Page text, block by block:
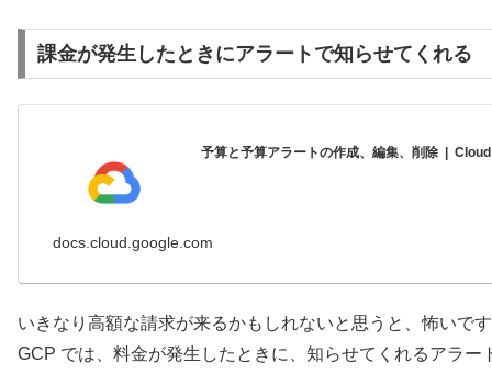
課金が発生したときにアラートで知らせてくれる
予算と予算アラートの作成、編集、削除 |
docs.cloud.google.com
いきなり高額な請求が来るかもしれないと思うと、怖いで
GCP では、料金が発生したときに、知らせてくれるアラー